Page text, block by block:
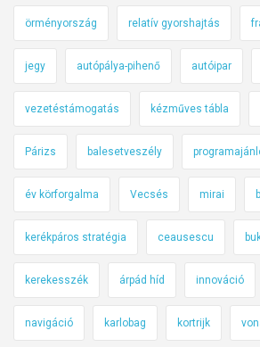
örményország relatív gyorshajtás
jegy autópálya-pihenő autóipar
vezetéstámogatás kézműves tábla
Párizs balesetveszély
év körforgalma Vecsés mirai
kerékpáros stratégia ceausescu
kerekesszék árpád híd innováció
navigáció karlobag kortrijk